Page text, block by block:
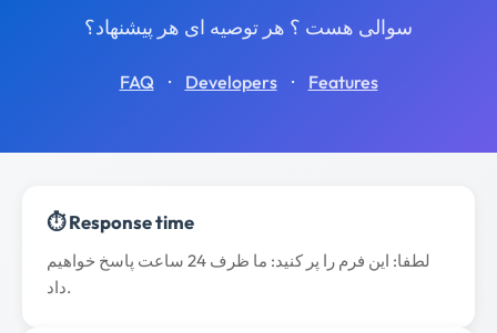
سوالی هست ؟ هر توصیه ای هر پیشنهاد؟
FAQ · Developers · Features
⏱️ Response time
لطفا: این فرم را پر کنید: ما ظرف 24 ساعت پاسخ خواهیم
داد.